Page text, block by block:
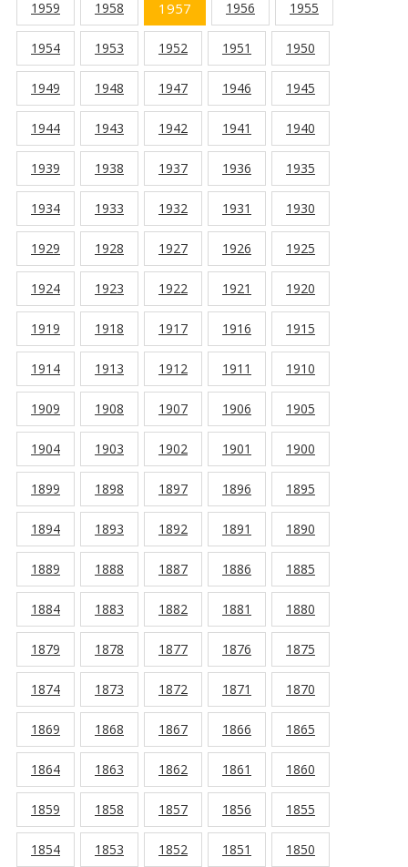
1959 1958 1957 1956 1955
1954 1953 1952 1951 1950
1949 1948 1947 1946 1945
1944 1943 1942 1941 1940
1939 1938 1937 1936 1935
1934 1933 1932 1931 1930
1929 1928 1927 1926 1925
1924 1923 1922 1921 1920
1919 1918 1917 1916 1915
1914 1913 1912 1911 1910
1909 1908 1907 1906 1905
1904 1903 1902 1901 1900
1899 1898 1897 1896 1895
1894 1893 1892 1891 1890
1889 1888 1887 1886 1885
1884 1883 1882 1881 1880
1879 1878 1877 1876 1875
1874 1873 1872 1871 1870
1869 1868 1867 1866 1865
1864 1863 1862 1861 1860
1859 1858 1857 1856 1855
1854 1853 1852 1851 1850